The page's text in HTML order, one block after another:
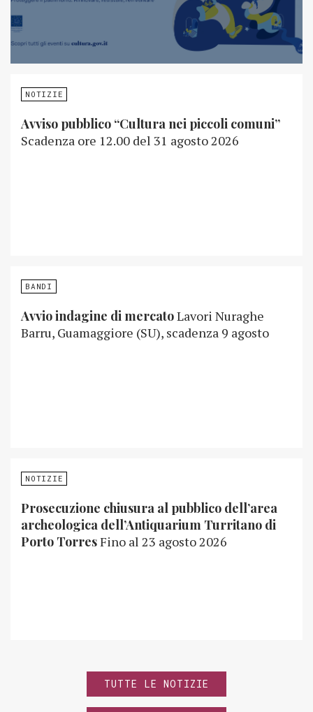
NOTIZIE
Avviso pubblico “Cultura nei piccoli comuni”
Scadenza ore 12.00 del 31 agosto 2026
BANDI
Avvio indagine di mercatoLavori Nuraghe
Barru, Guamaggiore (SU), scadenza 9 agosto
NOTIZIE
Prosecuzione chiusura al pubblico dell’area
archeologica dell’Antiquarium Turritano di
Porto TorresFino al 23 agosto 2026
TUTTE LE NOTIZIE